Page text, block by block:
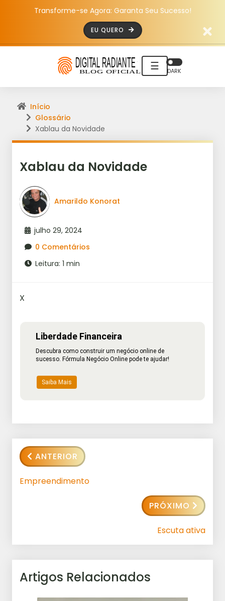
Transforme-se Agora: Garanta Seu Sucesso!
EU QUERO
☰ DARK
Início
Glossário
Xablau da Novidade
Xablau da Novidade
Amarildo Konorat
julho 29, 2024
0 Comentários
Leitura: 1 min
X
Liberdade Financeira
Descubra como construir um negócio online de
sucesso. Fórmula Negócio Online pode te ajudar!
Saiba Mais
ANTERIOR
Empreendimento
PRÓXIMO
Escuta ativa
Artigos Relacionados